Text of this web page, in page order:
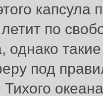
по
однако
под